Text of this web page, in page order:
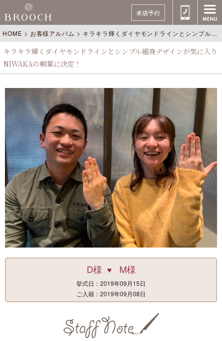
来店予約
HOME > お客様アルバム > キラキラ輝くダイヤモンドラインとシンプル細身デザインが気に入りNIWAKAの朝葉に決定！
キラキラ輝くダイヤモンドラインとシンプル細身デザインが気に入り
NIWAKAの朝葉に決定！
D様 ♥ M様
挙式日：2019年09月15日
ご入籍：2019年09月08日